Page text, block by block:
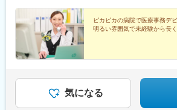
ピカピカの病院で医療事務デビ
明るい雰囲気で未経験から長
気になる